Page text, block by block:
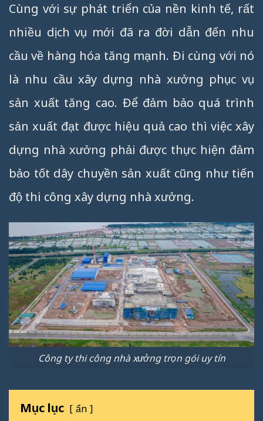
Cùng với sự phát triển của nền kinh tế, rất
nhiều dịch vụ mới đã ra đời dẫn đến nhu
cầu về hàng hóa tăng mạnh. Đi cùng với nó
là nhu cầu xây dựng nhà xưởng phục vụ
sản xuất tăng cao. Để đảm bảo quá trình
sản xuất đạt được hiệu quả cao thì việc xây
dựng nhà xưởng phải được thực hiện đảm
bảo tốt dây chuyền sản xuất cũng như tiến
độ thi công xây dựng nhà xưởng.
Công ty thi công nhà xưởng trọn gói uy tín
Mục lục ẩn